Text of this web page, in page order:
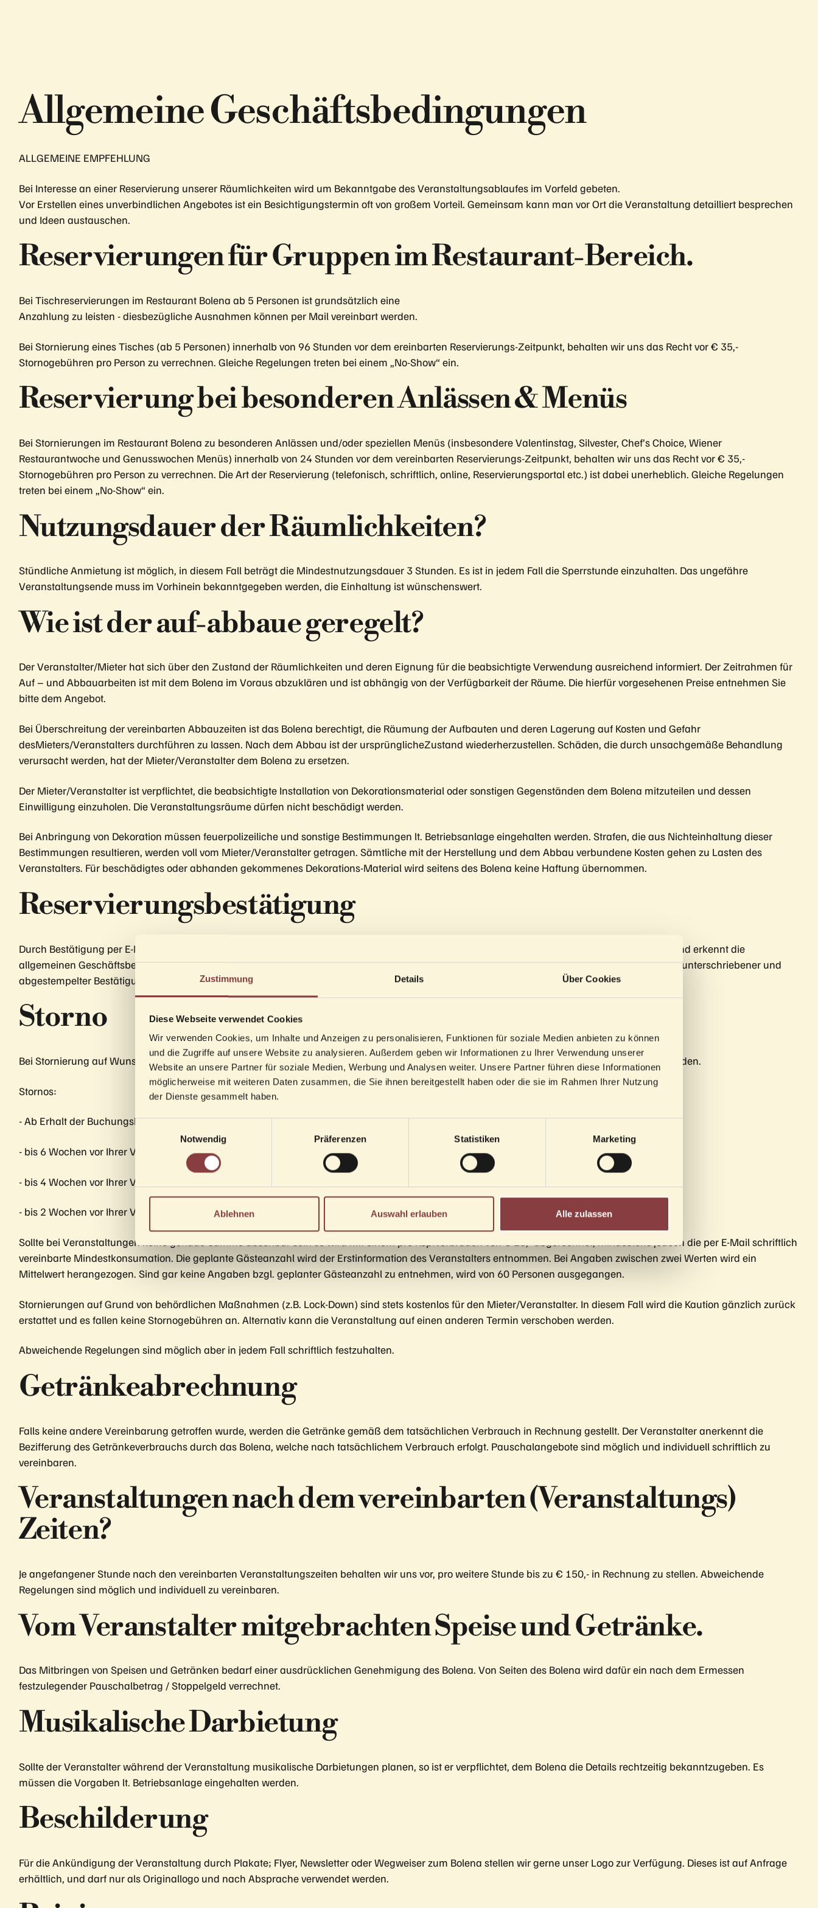
Zustimmung Details Über Cookies
Diese Webseite verwendet Cookies
Wir verwenden Cookies, um Inhalte und Anzeigen zu personalisieren, Funktionen für soziale Medien anbieten zu können
und die Zugriffe auf unsere Website zu analysieren. Außerdem geben wir Informationen zu Ihrer Verwendung unserer
Website an unsere Partner für soziale Medien, Werbung und Analysen weiter. Unsere Partner führen diese Informationen
möglicherweise mit weiteren Daten zusammen, die Sie ihnen bereitgestellt haben oder die sie im Rahmen Ihrer Nutzung
der Dienste gesammelt haben.
Einwilligungsauswahl
Notwendig
Präferenzen Statistiken Marketing
Ablehnen Auswahl erlauben Alle zulassen
Allgemeine Geschäftsbedingungen
ALLGEMEINE EMPFEHLUNG
Bei Interesse an einer Reservierung unserer Räumlichkeiten wird um Bekanntgabe des Veranstaltungsablaufes im Vorfeld gebeten.
Vor Erstellen eines unverbindlichen Angebotes ist ein Besichtigungstermin oft von großem Vorteil. Gemeinsam kann man vor Ort die Veranstaltung detailliert besprechen
und Ideen austauschen.
Reservierungen für Gruppen im Restaurant-Bereich.
Bei Tischreservierungen im Restaurant Bolena ab 5 Personen ist grundsätzlich eine
Anzahlung zu leisten - diesbezügliche Ausnahmen können per Mail vereinbart werden.
Bei Stornierung eines Tisches (ab 5 Personen) innerhalb von 96 Stunden vor dem ereinbarten Reservierungs-Zeitpunkt, behalten wir uns das Recht vor € 35,-
Stornogebühren pro Person zu verrechnen. Gleiche Regelungen treten bei einem „No-Show“ ein.
Reservierung bei besonderen Anlässen & Menüs
Bei Stornierungen im Restaurant Bolena zu besonderen Anlässen und/oder speziellen Menüs (insbesondere Valentinstag, Silvester, Chef’s Choice, Wiener
Restaurantwoche und Genusswochen Menüs) innerhalb von 24 Stunden vor dem vereinbarten Reservierungs-Zeitpunkt, behalten wir uns das Recht vor € 35,-
Stornogebühren pro Person zu verrechnen. Die Art der Reservierung (telefonisch, schriftlich, online, Reservierungsportal etc.) ist dabei unerheblich. Gleiche Regelungen
treten bei einem „No-Show“ ein.
Nutzungsdauer der Räumlichkeiten?
Stündliche Anmietung ist möglich, in diesem Fall beträgt die Mindestnutzungsdauer 3 Stunden. Es ist in jedem Fall die Sperrstunde einzuhalten. Das ungefähre
Veranstaltungsende muss im Vorhinein bekanntgegeben werden, die Einhaltung ist wünschenswert.
Wie ist der auf-abbaue geregelt?
Der Veranstalter/Mieter hat sich über den Zustand der Räumlichkeiten und deren Eignung für die beabsichtigte Verwendung ausreichend informiert. Der Zeitrahmen für
Auf – und Abbauarbeiten ist mit dem Bolena im Voraus abzuklären und ist abhängig von der Verfügbarkeit der Räume. Die hierfür vorgesehenen Preise entnehmen Sie
bitte dem Angebot.
Bei Überschreitung der vereinbarten Abbauzeiten ist das Bolena berechtigt, die Räumung der Aufbauten und deren Lagerung auf Kosten und Gefahr
desMieters/Veranstalters durchführen zu lassen. Nach dem Abbau ist der ursprünglicheZustand wiederherzustellen. Schäden, die durch unsachgemäße Behandlung
verursacht werden, hat der Mieter/Veranstalter dem Bolena zu ersetzen.
Der Mieter/Veranstalter ist verpflichtet, die beabsichtigte Installation von Dekorationsmaterial oder sonstigen Gegenständen dem Bolena mitzuteilen und dessen
Einwilligung einzuholen. Die Veranstaltungsräume dürfen nicht beschädigt werden.
Bei Anbringung von Dekoration müssen feuerpolizeiliche und sonstige Bestimmungen lt. Betriebsanlage eingehalten werden. Strafen, die aus Nichteinhaltung dieser
Bestimmungen resultieren, werden voll vom Mieter/Veranstalter getragen. Sämtliche mit der Herstellung und dem Abbau verbundene Kosten gehen zu Lasten des
Veranstalters. Für beschädigtes oder abhanden gekommenes Dekorations-Material wird seitens des Bolena keine Haftung übernommen.
Reservierungsbestätigung
Durch Bestätigung per E-Mail oder Hinterlegung einer Kaution verpflichtet sich der Veranstalter/Mieter sich zur Anmietung der Räumlichkeiten und erkennt die
allgemeinen Geschäftsbedingungen vollinhaltlich an. Das Hinterlegen einer Kaution ist entweder mittels Banküberweisung oder mit schriftlicher, unterschriebener und
abgestempelter Bestätigung zu belegen. Ab Zustellung einer Bestätigung per E-Mail gilt der vereinbarte Termin bereits als fix gebucht.
Storno
Bei Stornierung auf Wunsch des Veranstalters/Mieters eines gebuchten Events können dem Mieter/Veranstalter Stornogebühren verrechnet werden.
Stornos:
- Ab Erhalt der Buchungsbestätigung per Mail: € 300,-
- bis 6 Wochen vor Ihrer Veranstaltung 50% des gebuchten Umsatzes
- bis 4 Wochen vor Ihrer Veranstaltung 75% des gebuchten Umsatzes
- bis 2 Wochen vor Ihrer Veranstaltung 100% des gebuchten Umsatzes in Rechnung gestellt.
Sollte bei Veranstaltungen keine genaue Summe absehbar sein so wird mit einem pro Kopfverbrauch von € 25,- abgerechnet, mindestens jedoch die per E-Mail schriftlich
vereinbarte Mindestkonsumation. Die geplante Gästeanzahl wird der Erstinformation des Veranstalters entnommen. Bei Angaben zwischen zwei Werten wird ein
Mittelwert herangezogen. Sind gar keine Angaben bzgl. geplanter Gästeanzahl zu entnehmen, wird von 60 Personen ausgegangen.
Stornierungen auf Grund von behördlichen Maßnahmen (z.B. Lock-Down) sind stets kostenlos für den Mieter/Veranstalter. In diesem Fall wird die Kaution gänzlich zurück
erstattet und es fallen keine Stornogebühren an. Alternativ kann die Veranstaltung auf einen anderen Termin verschoben werden.
Abweichende Regelungen sind möglich aber in jedem Fall schriftlich festzuhalten.
Getränkeabrechnung
Falls keine andere Vereinbarung getroffen wurde, werden die Getränke gemäß dem tatsächlichen Verbrauch in Rechnung gestellt. Der Veranstalter anerkennt die
Bezifferung des Getränkeverbrauchs durch das Bolena, welche nach tatsächlichem Verbrauch erfolgt. Pauschalangebote sind möglich und individuell schriftlich zu
vereinbaren.
Veranstaltungen nach dem vereinbarten (Veranstaltungs)
Zeiten?
Je angefangener Stunde nach den vereinbarten Veranstaltungszeiten behalten wir uns vor, pro weitere Stunde bis zu € 150,- in Rechnung zu stellen. Abweichende
Regelungen sind möglich und individuell zu vereinbaren.
Vom Veranstalter mitgebrachten Speise und Getränke.
Das Mitbringen von Speisen und Getränken bedarf einer ausdrücklichen Genehmigung des Bolena. Von Seiten des Bolena wird dafür ein nach dem Ermessen
festzulegender Pauschalbetrag / Stoppelgeld verrechnet.
Musikalische Darbietung
Sollte der Veranstalter während der Veranstaltung musikalische Darbietungen planen, so ist er verpflichtet, dem Bolena die Details rechtzeitig bekanntzugeben. Es
müssen die Vorgaben lt. Betriebsanlage eingehalten werden.
Beschilderung
Für die Ankündigung der Veranstaltung durch Plakate; Flyer, Newsletter oder Wegweiser zum Bolena stellen wir gerne unser Logo zur Verfügung. Dieses ist auf Anfrage
erhältlich, und darf nur als Originallogo und nach Absprache verwendet werden.